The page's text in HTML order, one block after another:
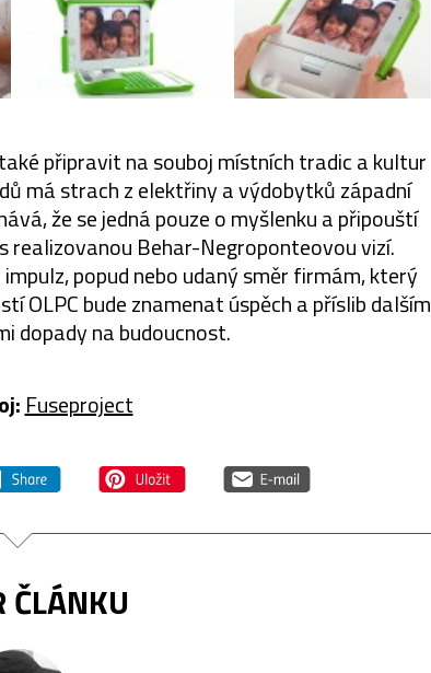
připravit na souboj místních tradic a kultur
má strach z elektřiny a výdobytků západní
že se jedná pouze o myšlenku a připouští
realizovanou Behar-Negroponteovou vizí.
popud nebo udaný směr firmám, který
OLPC bude znamenat úspěch a příslib dalším
dopady na budoucnost.
Fuseproject
ČLÁNKU